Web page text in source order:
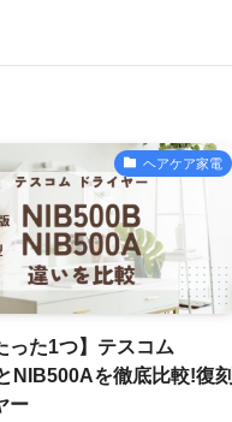
ヘアケア家電
った1つ】テスコム
NIB500Aを徹底比較!復刻
ー